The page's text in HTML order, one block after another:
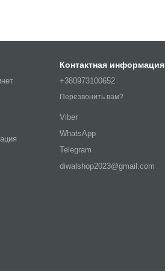
Контактная информация
+380973100652
Перезвонить вам?
Viber
WhatsApp
Telegram
diwalshop2023@gmail.com